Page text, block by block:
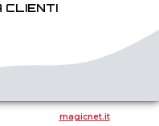
CLIENTI
magicnet.it